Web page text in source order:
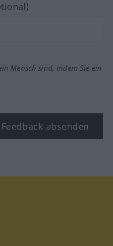
Mensch sind, indem Sie ein
Feedback absenden